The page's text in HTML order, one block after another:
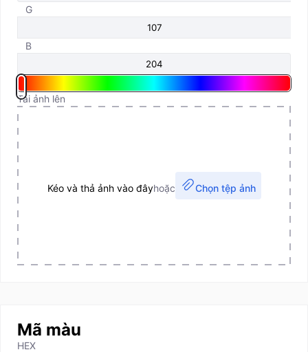
G
B
Tải ảnh lên
Kéo và thả ảnh vào đâyhoặc Chọn tệp ảnh
Mã màu
HEX